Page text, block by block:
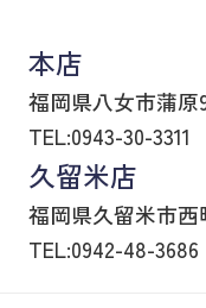
本店
福岡県八女市蒲原
TEL:0943-30-3311
久留米店
福岡県久留米市西
TEL:0942-48-3686